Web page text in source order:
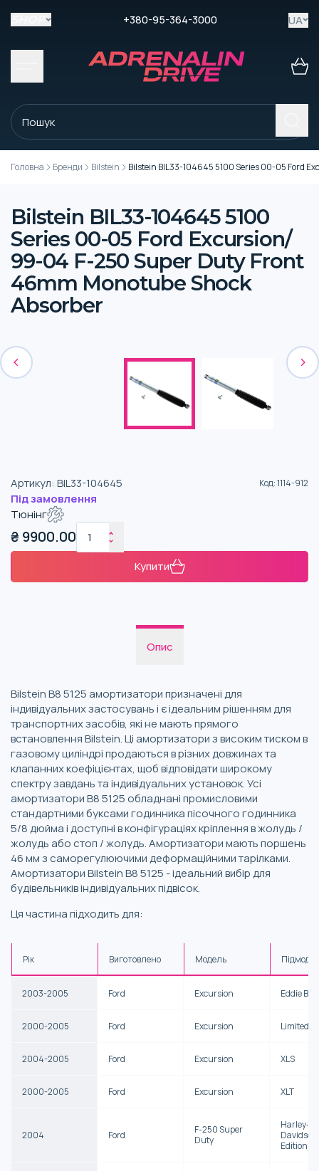
+380-95-364-3000 UA
Головна Бренди Bilstein Bilstein BIL33-104645 5100 Series 00-05 Ford
Bilstein BIL33-104645 5100
Series 00-05 Ford Excursion/
99-04 F-250 Super Duty Front
46mm Monotube Shock
Absorber
Артикул: BIL33-104645 Код:1114-912
Під замовлення
Тюнінг
₴ 9900.00
Купити
Опис
Bilstein B8 5125 амортизатори призначені для
індивідуальних застосувань і є ідеальним рішенням для
транспортних засобів, які не мають прямого
встановлення Bilstein. Ці амортизатори з високим тиском в
газовому циліндрі продаються в різних довжинах та
клапанних коефіцієнтах, щоб відповідати широкому
спектру завдань та індивідуальних установок. Усі
амортизатори B8 5125 обладнані промисловими
стандартними буксами годинника пісочного годинника
5/8 дюйма і доступні в конфігураціях кріплення в жолудь /
жолудь або стоп / жолудь. Амортизатори мають поршень
46 мм з саморегулюючими деформаційними тарілками.
Амортизатори Bilstein B8 5125 - ідеальний вибір для
будівельників індивідуальних підвісок.
Ця частина підходить для:
Рік Виготовлено Модель
2003-2005 Ford Excursion Eddie
2000-2005 Ford Excursion Limited
2004-2005 Ford Excursion XLS
2000-2005 Ford Excursion XLT
2004 Ford
F-250 Super
Duty
Harley-
Davidson
Edition